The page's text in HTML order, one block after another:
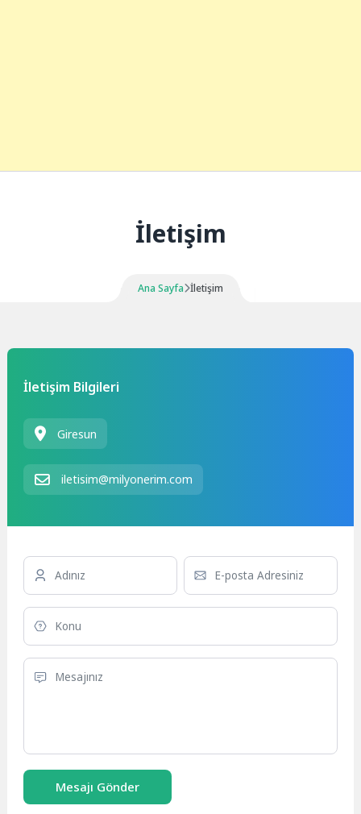
İletişim
Ana Sayfa İletişim
İletişim Bilgileri
Giresun
iletisim@milyonerim.com
Mesajı Gönder